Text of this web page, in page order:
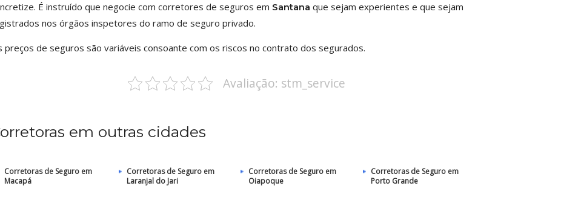
É instruído que negocie com corretores de seguros em Santana que sejam experientes e que sejam
nos órgãos inspetores do ramo de seguro privado.
preços de seguros são variáveis consoante com os riscos no contrato dos segurados.
Avaliação: stm_service
em outras cidades
Corretoras de Seguro em
Macapá
Corretoras de Seguro em
Laranjal do Jari
Corretoras de Seguro em
Oiapoque
Corretoras de Seguro em
Porto Grande